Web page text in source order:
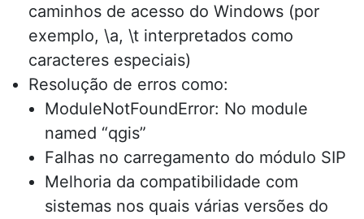
caminhos de acesso do Windows (por
exemplo, \a, \t interpretados como
caracteres especiais)
Resolução de erros como:
ModuleNotFoundError: No module
named “qgis”
Falhas no carregamento do módulo SIP
Melhoria da compatibilidade com
sistemas nos quais várias versões do